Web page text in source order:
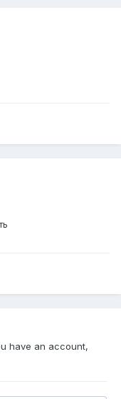
have an account,